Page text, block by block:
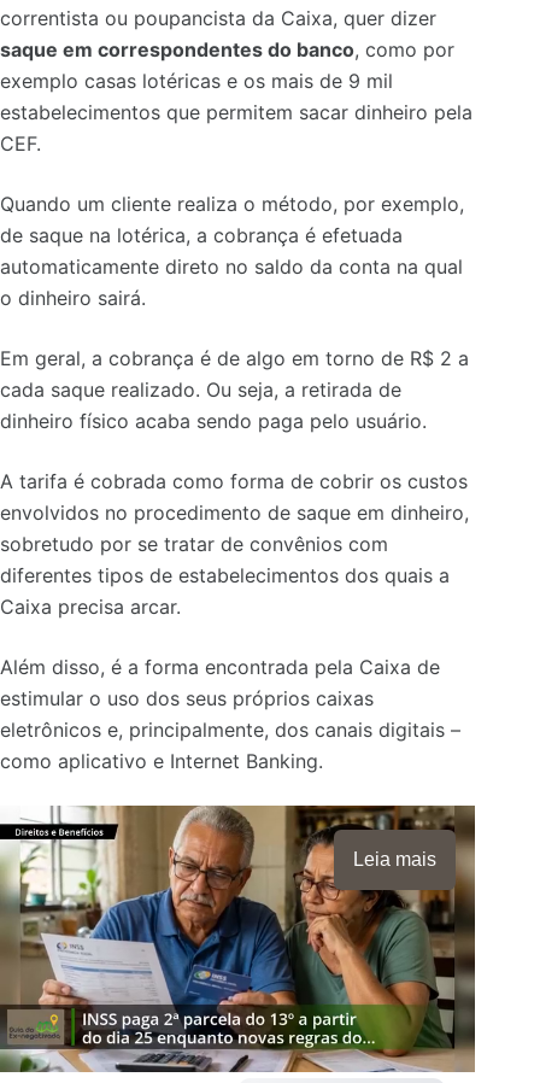
correntista ou poupancista da Caixa, quer dizer
saque em correspondentes do banco, como por
exemplo casas lotéricas e os mais de 9 mil
estabelecimentos que permitem sacar dinheiro pela
CEF.
Quando um cliente realiza o método, por exemplo,
de saque na lotérica, a cobrança é efetuada
automaticamente direto no saldo da conta na qual
o dinheiro sairá.
Em geral, a cobrança é de algo em torno de R$ 2 a
cada saque realizado. Ou seja, a retirada de
dinheiro físico acaba sendo paga pelo usuário.
A tarifa é cobrada como forma de cobrir os custos
envolvidos no procedimento de saque em dinheiro,
sobretudo por se tratar de convênios com
diferentes tipos de estabelecimentos dos quais a
Caixa precisa arcar.
Além disso, é a forma encontrada pela Caixa de
estimular o uso dos seus próprios caixas
eletrônicos e, principalmente, dos canais digitais –
como aplicativo e Internet Banking.
Leia mais